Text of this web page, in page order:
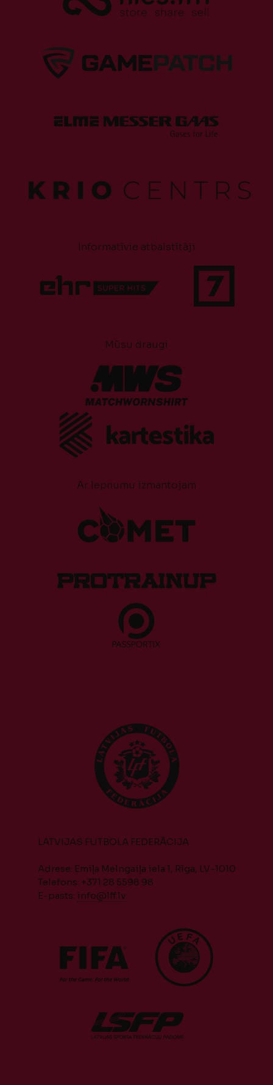
Informatīvie atbalstītāji
Mūsu draugi
Ar lepnumu izmantojam
LATVIJAS FUTBOLA FEDERĀCIJA
Adrese: Emiļa Melngaiļa iela 1, Rīga, LV-1010
Telefons: +371 28 5598 98
E-pasts: info@lff.lv